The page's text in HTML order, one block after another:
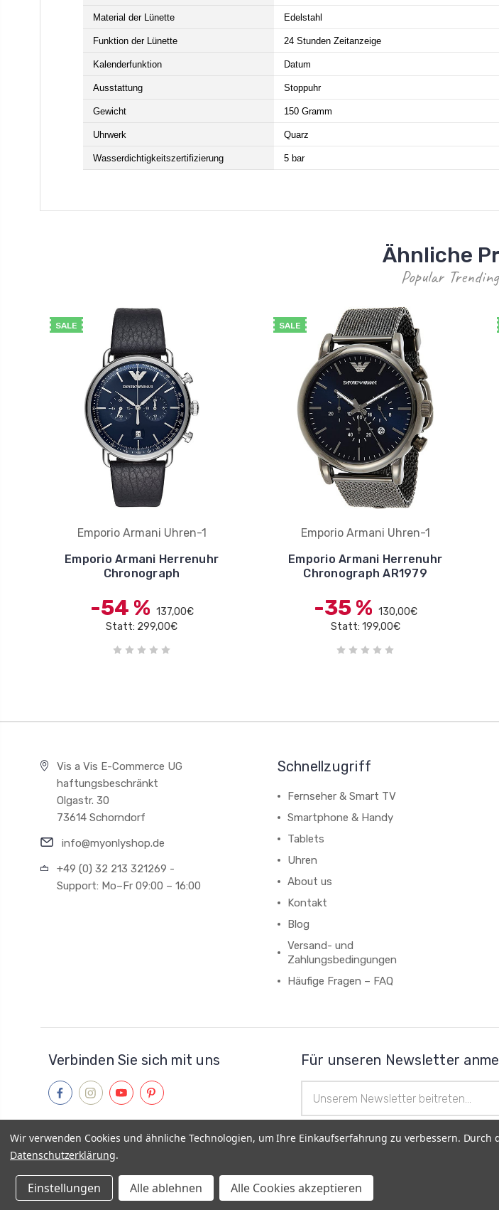
Material der Lünette Edelstahl
Funktion der Lünette 24 Stunden Zeitanzeige
Kalenderfunktion Datum
Ausstattung Stoppuhr
Gewicht 150 Gramm
Uhrwerk Quarz
Wasserdichtigkeitszertifizierung 5 bar
Ähnliche
Popular
SALE
Emporio Armani Uhren-1
Emporio Armani Herrenuhr
Chronograph
-54 % 137,00€
Statt: 299,00€
SALE
Emporio Armani Uhren-1
Emporio Armani Herrenuhr
Chronograph AR1979
-35 % 130,00€
Statt: 199,00€
Vis a Vis E-Commerce UG
haftungsbeschränkt
Olgastr. 30
73614 Schorndorf
info@myonlyshop.de
+49 (0) 32 213 321269 -
Support: Mo–Fr 09:00 – 16:00
Schnellzugriff
Fernseher & Smart TV
Smartphone & Handy
Tablets
Uhren
About us
Kontakt
Blog
Versand- und
Zahlungsbedingungen
Häufige Fragen – FAQ
Verbinden Sie sich mit uns Für unseren Newsletter
Mail-
Adresse
© 2013–2026MyOnlyShop Vis a Vis E-Commerce UG AGB
Zahlungsbedingungen
Sitemap
Wir verwenden Cookies und ähnliche Technologien, um Ihre Einkaufserfahrung zu verbessern.
Datenschutzerklärung.
Einstellungen Alle ablehnen Alle Cookies akzeptieren